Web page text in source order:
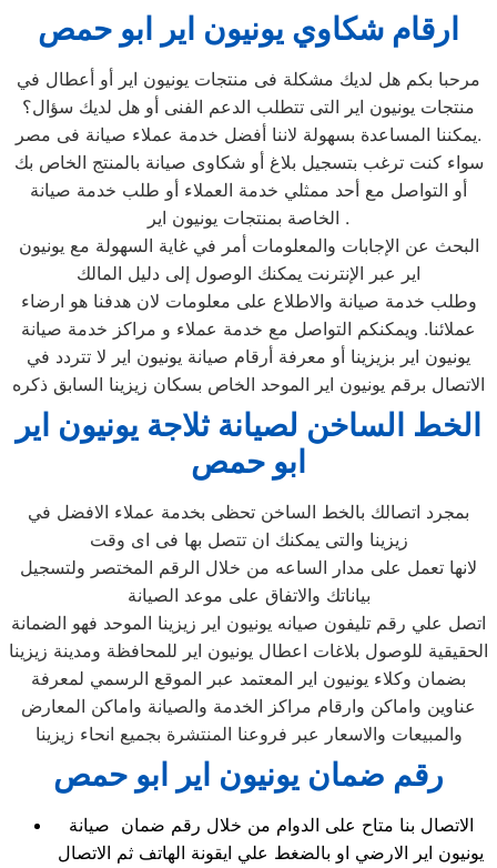
ارقام شكاوي يونيون اير ابو حمص
مرحبا بكم هل لديك مشكلة فى منتجات يونيون اير أو أعطال في
منتجات يونيون اير التى تتطلب الدعم الفنى أو هل لديك سؤال؟
يمكننا المساعدة بسهولة لاننا أفضل خدمة عملاء صيانة فى مصر.
سواء كنت ترغب بتسجيل بلاغ أو شكاوى صيانة بالمنتج الخاص بك
أو التواصل مع أحد ممثلي خدمة العملاء أو طلب خدمة صيانة
الخاصة بمنتجات يونيون اير .
البحث عن الإجابات والمعلومات أمر في غاية السهولة مع يونيون
اير عبر الإنترنت يمكنك الوصول إلى دليل المالك
وطلب خدمة صيانة والاطلاع على معلومات لان هدفنا هو ارضاء
عملائنا. ويمكنكم التواصل مع خدمة عملاء و مراكز خدمة صيانة
يونيون اير بزيزينا أو معرفة أرقام صيانة يونيون اير لا تتردد في
الاتصال برقم يونيون اير الموحد الخاص بسكان زيزينا السابق ذكره
الخط الساخن لصيانة ثلاجة يونيون اير
ابو حمص
بمجرد اتصالك بالخط الساخن تحظى بخدمة عملاء الافضل في
زيزينا والتى يمكنك ان تتصل بها فى اى وقت
لانها تعمل على مدار الساعه من خلال الرقم المختصر ولتسجيل
بياناتك والاتفاق على موعد الصيانة
اتصل علي رقم تليفون صيانه يونيون اير زيزينا الموحد فهو الضمانة
الحقيقية للوصول بلاغات اعطال يونيون اير للمحافظة ومدينة زيزينا
بضمان وكلاء يونيون اير المعتمد عبر الموقع الرسمي لمعرفة
عناوين واماكن وارقام مراكز الخدمة والصيانة واماكن المعارض
والمبيعات والاسعار عبر فروعنا المنتشرة بجميع انحاء زيزينا
رقم ضمان يونيون اير ابو حمص
الاتصال بنا متاح على الدوام من خلال رقم ضمان صيانة
يونيون اير الارضي او بالضغط علي ايقونة الهاتف ثم الاتصال